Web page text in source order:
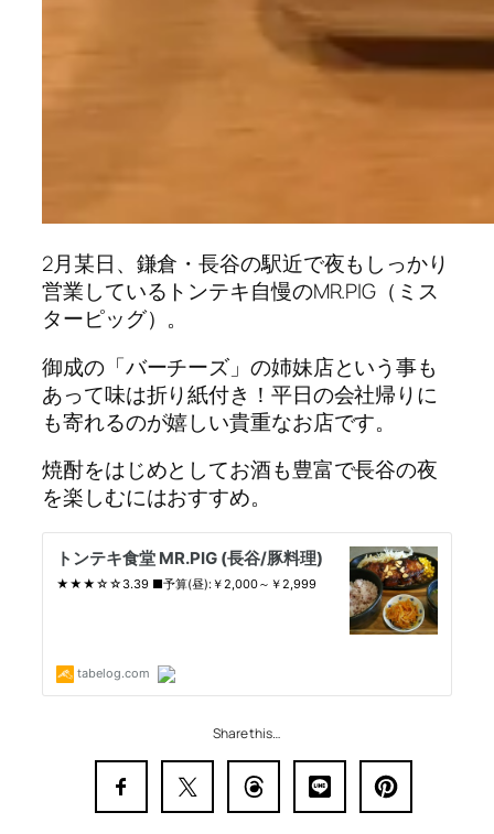
2月某日、鎌倉・長谷の駅近で夜もしっかり
営業しているトンテキ自慢のMR.PIG（ミス
ターピッグ）。
御成の「バーチーズ」の姉妹店という事も
あって味は折り紙付き！平日の会社帰りに
も寄れるのが嬉しい貴重なお店です。
焼酎をはじめとしてお酒も豊富で長谷の夜
を楽しむにはおすすめ。
Share this…